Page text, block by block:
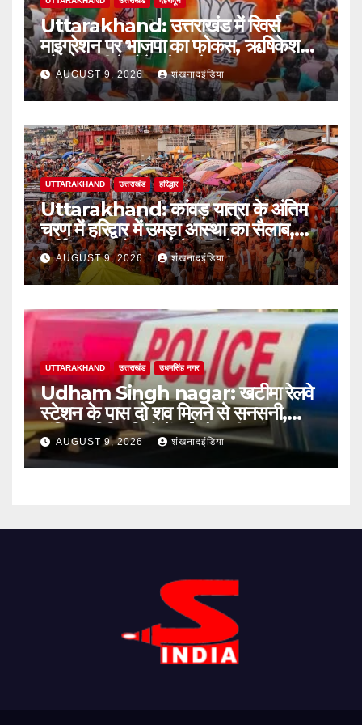
Uttarakhand: उत्तराखंड में रिवर्स
माइग्रेशन पर भाजपा का फोकस, ऋषिकेश
और हल्द्वानी में होंगे बड़े सम्मेलन
AUGUST 9, 2026 शंखनादइंडिया
UTTARAKHAND उत्तराखंड हरिद्धार
Uttarakhand: कांवड़ यात्रा के अंतिम
चरण में हरिद्वार में उमड़ा आस्था का सैलाब,
पार्किंग फुल तो बाजारों में बढ़ी रौनक
AUGUST 9, 2026 शंखनादइंडिया
UTTARAKHAND उत्तराखंड उधमसिंह नगर
Udham Singh nagar: खटीमा रेलवे
स्टेशन के पास दो शव मिलने से सनसनी,
संदिग्ध परिस्थितियों में हुई मौत की जांच शुरू
AUGUST 9, 2026 शंखनादइंडिया